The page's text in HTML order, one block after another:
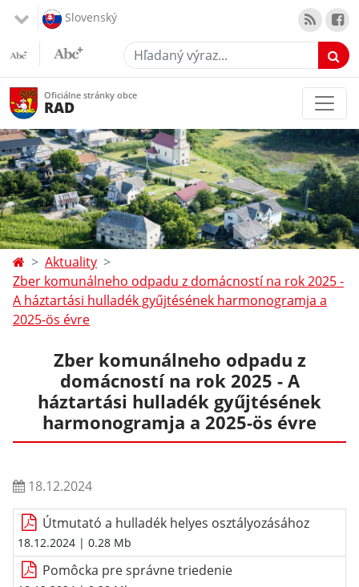
Slovenský
Hľadaný výraz...
Oficiálne stránky obce
RAD
Aktuality
Zber komunálneho odpadu z domácností na rok 2025 -
A háztartási hulladék gyűjtésének harmonogramja a
2025-ös évre
Zber komunálneho odpadu z
domácností na rok 2025 - A
háztartási hulladék gyűjtésének
harmonogramja a 2025-ös évre
18.12.2024
Útmutató a hulladék helyes osztályozásához
18.12.2024 | 0.28 Mb
Pomôcka pre správne triedenie